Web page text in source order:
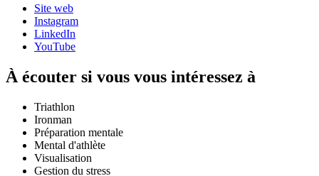
Site web
Instagram
LinkedIn
YouTube
À écouter si vous vous intéressez à
Triathlon
Ironman
Préparation mentale
Mental d'athlète
Visualisation
Gestion du stress